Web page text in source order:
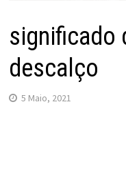
significado
descalço
5 Maio, 2021